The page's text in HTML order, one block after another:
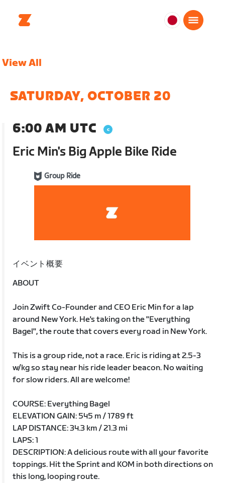
日
View All
SATURDAY, OCTOBER 20
6:00 AM UTC
Eric Min's Big Apple Bike Ride
Group Ride
イベント概要
ABOUT
Join Zwift Co-Founder and CEO Eric Min for a lap
around New York. He's taking on the "Everything
Bagel", the route that covers every road in New York.
This is a group ride, not a race. Eric is riding at 2.5-3
w/kg so stay near his ride leader beacon. No waiting
for slow riders. All are welcome!
COURSE: Everything Bagel
ELEVATION GAIN: 545 m / 1789 ft
LAP DISTANCE: 34.3 km / 21.3 mi
LAPS: 1
DESCRIPTION: A delicious route with all your favorite
toppings. Hit the Sprint and KOM in both directions on
this long, looping route.